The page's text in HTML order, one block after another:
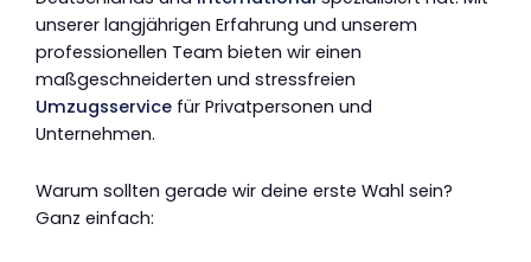
unserer langjährigen Erfahrung und unserem
professionellen Team bieten wir einen
maßgeschneiderten und stressfreien
Umzugsservice für Privatpersonen und
Unternehmen.
Warum sollten gerade wir deine erste Wahl sein?
Ganz einfach: